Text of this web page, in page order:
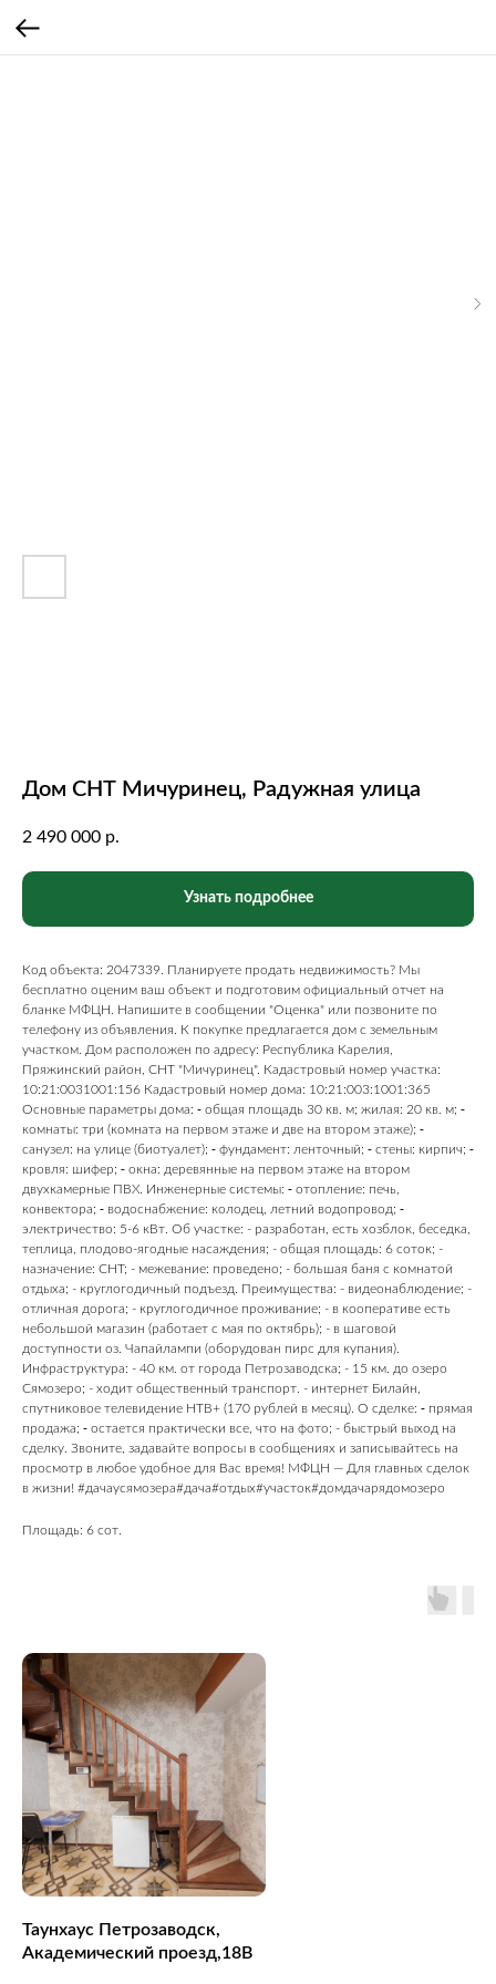
Дом СНТ Мичуринец, Радужная улица
2 490 000 р.
Узнать подробнее
Код объекта: 2047339. Планируете продать недвижимость? Мы
бесплатно оценим ваш объект и подготовим официальный отчет на
бланке МФЦН. Напишите в сообщении "Оценка" или позвоните по
телефону из объявления. К покупке предлагается дом с земельным
участком. Дом расположен по адресу: Республика Карелия,
Пряжинский район, СНТ "Мичуринец". Кадастровый номер участка:
10:21:0031001:156 Кадастровый номер дома: 10:21:003:1001:365
Основные параметры дома: ⁃ общая площадь 30 кв. м; жилая: 20 кв. м; ⁃
комнаты: три (комната на первом этаже и две на втором этаже); ⁃
санузел: на улице (биотуалет); ⁃ фундамент: ленточный; ⁃ стены: кирпич; ⁃
кровля: шифер; ⁃ окна: деревянные на первом этаже на втором
двухкамерные ПВХ. Инженерные системы: ⁃ отопление: печь,
конвектора; ⁃ водоснабжение: колодец, летний водопровод; ⁃
электричество: 5-6 кВт. Об участке: - разработан, есть хозблок, беседка,
теплица, плодово-ягодные насаждения; - общая площадь: 6 соток; -
назначение: СНТ; - межевание: проведено; - большая баня с комнатой
отдыха; - круглогодичный подъезд. Преимущества: - видеонаблюдение; -
отличная дорога; - круглогодичное проживание; - в кооперативе есть
небольшой магазин (работает с мая по октябрь); - в шаговой
доступности оз. Чапайлампи (оборудован пирс для купания).
Инфраструктура: - 40 км. от города Петрозаводска; - 15 км. до озеро
Сямозеро; - ходит общественный транспорт. - интернет Билайн,
спутниковое телевидение НТВ+ (170 рублей в месяц). О сделке: ⁃ прямая
продажа; ⁃ остается практически все, что на фото; - быстрый выход на
сделку. Звоните, задавайте вопросы в сообщениях и записывайтесь на
просмотр в любое удобное для Вас время! МФЦН — Для главных сделок
в жизни! #дачаусямозера#дача#отдых#участок#домдачарядомозеро
Площадь: 6 сот.
Таунхаус Петрозаводск,
Академический проезд,18В